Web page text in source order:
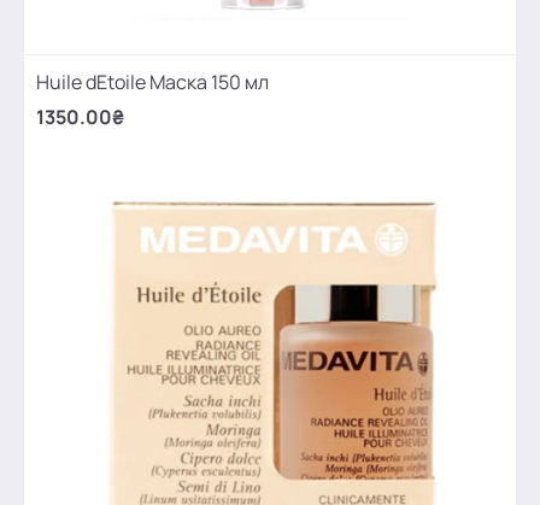
Huile dEtoile Маска 150 мл
1350.00₴